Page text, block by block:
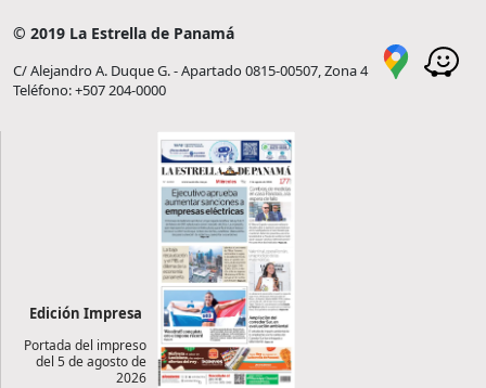
© 2019 La Estrella de Panamá
C/ Alejandro A. Duque G. - Apartado 0815-00507, Zona 4
Teléfono: +507 204-0000
Edición Impresa
Portada del impreso
del 5 de agosto de
2026